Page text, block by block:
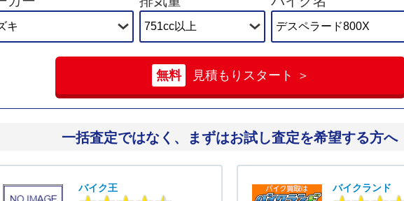
無料 見積もりスタート ＞
一括査定ではなく、 まずはお試し査定を希望する方へ
バイク王
バイクランド